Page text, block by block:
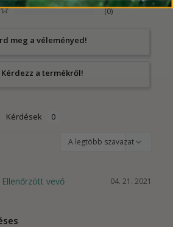
0
meg a véleményed!
Kérdések
04. 21. 2021